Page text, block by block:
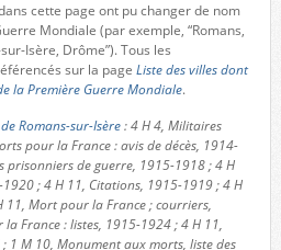
cette page ont pu changer de nom
Mondiale (par exemple, “Romans,
Isère, Drôme”). Tous les
sur la page Liste des villes dont
la Première Guerre Mondiale.
Romans-sur-Isère: 4 H 4, Militaires
pour la France : avis de décès, 1914-
prisonniers de guerre, 1915-1918 ; 4 H
; 4 H 11, Citations, 1915-1919 ; 4 H
11, Mort pour la France ; courriers,
France : listes, 1915-1924 ; 4 H 11,
1 M 10, Monument aux morts, liste des